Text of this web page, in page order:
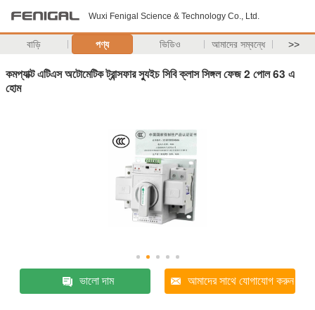
Wuxi Fenigal Science & Technology Co., Ltd.
বাড়ি পণ্য ভিডিও আমাদের সম্বন্ধে >>
কমপ্যাক্ট এটিএস অটোমেটিক ট্রান্সফার স্যুইচ সিবি ক্লাস সিঙ্গল ফেজ 2 পোল 63 এ
হোম
ভালো দাম আমাদের সাথে যোগাযোগ করুন